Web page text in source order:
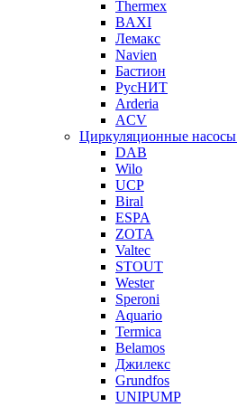
Thermex
BAXI
Лемакс
Navien
Бастион
РусНИТ
Arderia
ACV
Циркуляционные насосы
DAB
Wilo
UCP
Biral
ESPA
ZOTA
Valtec
STOUT
Wester
Speroni
Aquario
Termica
Belamos
Джилекс
Grundfos
UNIPUMP